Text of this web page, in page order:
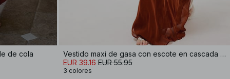
de cola
Vestido maxi de gasa con escote en cascada y pañuelo
EUR 39.16 EUR 55.95
3 colores